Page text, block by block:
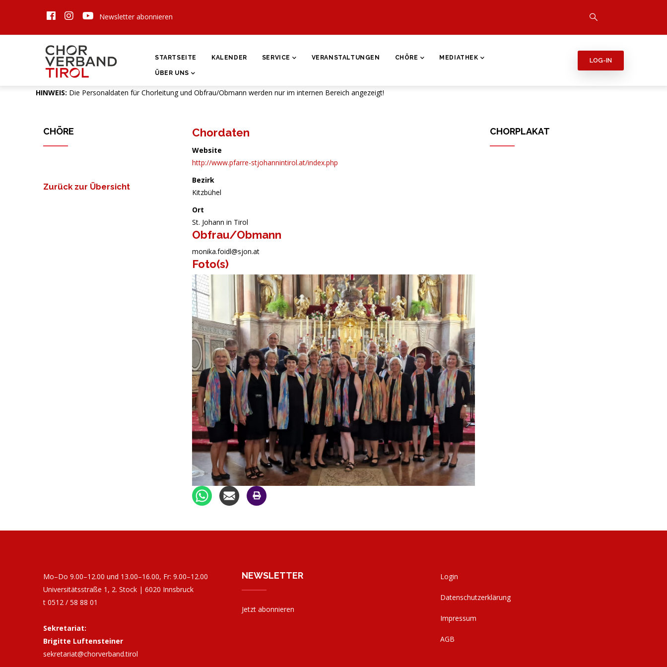
Newsletter abonnieren
HAUPTNAVIGATION
STARTSEITE KALENDER SERVICE VERANSTALTUNGEN CHÖRE MEDIATHEK
ÜBER UNS
LOG-IN
HINWEIS: Die Personaldaten für Chorleitung und Obfrau/Obmann werden nur im internen Bereich angezeigt!
Chordaten
Website
http://www.pfarre-stjohannintirol.at/index.php
Bezirk
Kitzbühel
Ort
St. Johann in Tirol
Obfrau/Obmann
monika.foidl@sjon.at
Foto(s)
Chorbild
CHÖRE
Zurück zur Übersicht
CHORPLAKAT
Mo–Do 9.00–12.00 und 13.00–16.00, Fr: 9.00–12.00
Universitätsstraße 1, 2. Stock | 6020 Innsbruck
t 0512 / 58 88 01
Sekretariat:
Brigitte Luftensteiner
sekretariat@chorverband.tirol
NEWSLETTER
Jetzt abonnieren
Login
Datenschutzerklärung
Impressum
AGB